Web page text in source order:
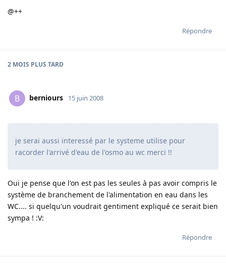
@++
Répondre
2 MOIS PLUS TARD
B berniours 15 juin 2008
je serai aussi interessé par le systeme utilise pour
racorder l'arrivé d'eau de l'osmo au wc merci !!
Oui je pense que l'on est pas les seules à pas avoir compris le
système de branchement de l'alimentation en eau dans les
WC.... si quelqu'un voudrait gentiment expliqué ce serait bien
sympa ! :V:
Répondre